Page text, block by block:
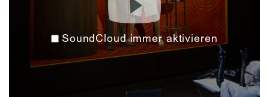
SoundCloud immer aktivieren